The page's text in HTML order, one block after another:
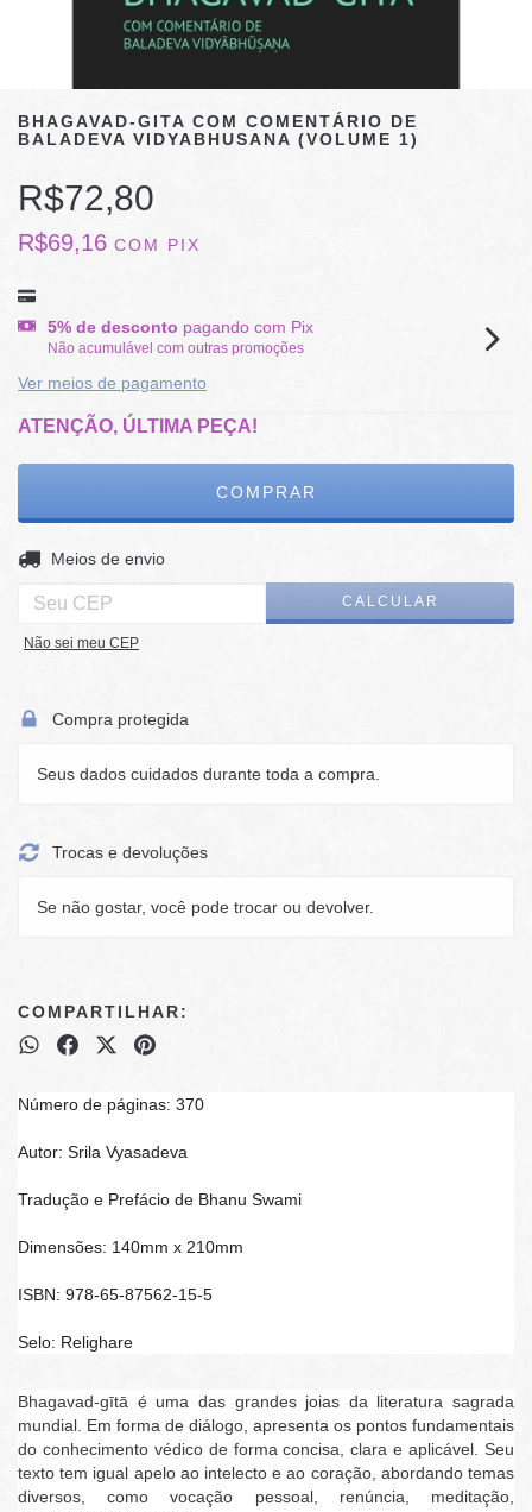
BHAGAVAD-GITA COM COMENTÁRIO DE
BALADEVA VIDYABHUSANA (VOLUME 1)
R$72,80
R$69,16 COM PIX
5% de desconto pagando com Pix
Não acumulável com outras promoções
Ver meios de pagamento
ATENÇÃO, ÚLTIMA PEÇA!
Entregas para o CEP:
Meios de envio
CALCULAR
Não sei meu CEP
Compra protegida
Seus dados cuidados durante toda a compra.
Trocas e devoluções
Se não gostar, você pode trocar ou devolver.
COMPARTILHAR:
Número de páginas: 370
Autor: Srila Vyasadeva
Tradução e Prefácio de Bhanu Swami
Dimensões: 140mm x 210mm
ISBN: 978-65-87562-15-5
Selo: Relighare
Bhagavad-gītā é uma das grandes joias da literatura sagrada
mundial. Em forma de diálogo, apresenta os pontos fundamentais
do conhecimento védico de forma concisa, clara e aplicável. Seu
texto tem igual apelo ao intelecto e ao coração, abordando temas
diversos, como vocação pessoal, renúncia, meditação,